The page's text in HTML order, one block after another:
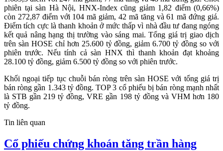
phiên tại sàn Hà Nội, HNX-Index cũng giảm 1,82 điểm (0,66%)
còn 272,87 điểm với 104 mã giảm, 42 mã tăng và 61 mã đứng giá.
Điểm tích cực là thanh khoản ở mức thấp vì nhà đầu tư đang ngóng
kết quả nâng hạng thị trường vào sáng mai. Tổng giá trị giao dịch
trên sàn HOSE chỉ hơn 25.600 tỷ đồng, giảm 6.700 tỷ đồng so với
phiên trước. Nếu tính cả sàn HNX thì thanh khoản đạt khoảng
28.100 tỷ đồng, giảm 6.500 tỷ đồng so với phiên trước.
Khối ngoại tiếp tục chuỗi bán ròng trên sàn HOSE với tổng giá trị
bán ròng gần 1.343 tỷ đồng. TOP 3 cổ phiếu bị bán ròng mạnh nhất
là STB gần 219 tỷ đồng, VRE gần 198 tỷ đồng và VHM hơn 180
tỷ đồng.
Tin liên quan
Cổ phiếu chứng khoán tăng trần hàng